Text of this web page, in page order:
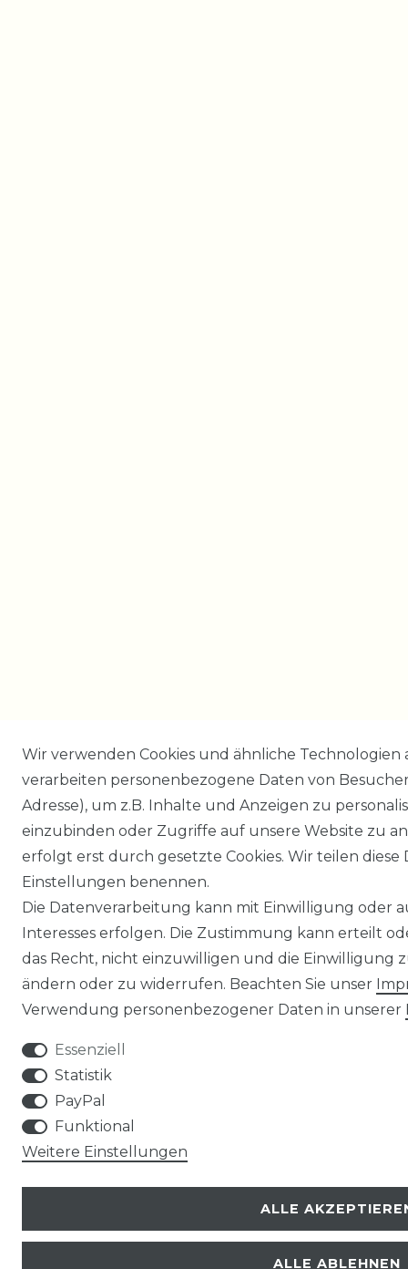
Wir verwenden Cookies und ähnliche
verarbeiten personenbezogene Daten von
Adresse), um z.B. Inhalte und Anzeigen zu
einzubinden oder Zugriffe auf unsere Website zu
erfolgt erst durch gesetzte Cookies. Wir teilen
Einstellungen benennen.
Die Datenverarbeitung kann mit Einwilligung oder
Interesses erfolgen. Die Zustimmung kann erteilt
das Recht, nicht einzuwilligen und die Einwilligung
ändern oder zu widerrufen. Beachten Sie unser
Verwendung personenbezogener Daten in unserer
Essenziell
Statistik
PayPal
Funktional
Weitere Einstellungen
ALLE
ALLE ABLEHNEN